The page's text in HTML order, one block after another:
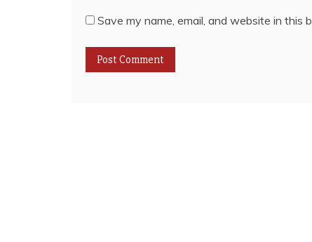
Save my name, email, and website in this